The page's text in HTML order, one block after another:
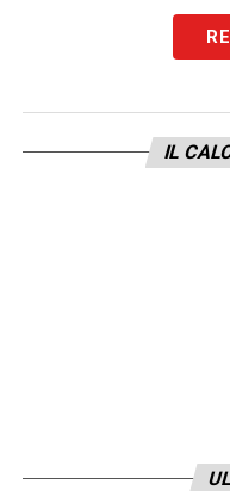
dei giocatori
un problema. Se
LA PLAYLIST
IL